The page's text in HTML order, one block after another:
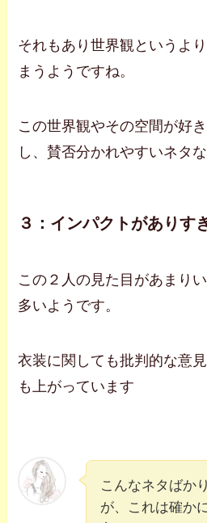
それもあり世界観というよ
まうようですね。
この世界観やその空間が好
し、賛否分かれやすいネタ
３：インパクトがありす
この２人の見た目があまり
多いようです。
衣装に関しても批判的な意
も上がっています
こんなネタばか
が、これは確か